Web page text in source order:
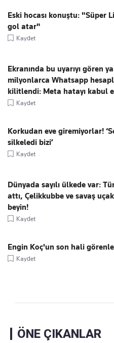
Eski hocası konuştu: "Süper
gol atar"
Kaydet
Ekranında bu uyarıyı gören
milyonlarca Whatsapp
kilitlendi: Meta hatayı kabul
Kaydet
Korkudan eve giremiyorlar!
silkeledi bizi’
Kaydet
Dünyada sayılı ülkede var:
attı, Çelikkubbe ve savaş
beyin!
Kaydet
Engin Koç'un son hali
Kaydet
ÖNE ÇIKANLAR